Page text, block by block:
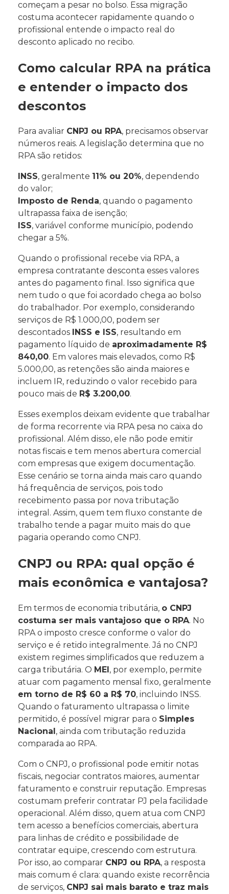
começam a pesar no bolso. Essa migração
costuma acontecer rapidamente quando o
profissional entende o impacto real do
desconto aplicado no recibo.
Como calcular RPA na prática
e entender o impacto dos
descontos
Para avaliar CNPJ ou RPA, precisamos observar
números reais. A legislação determina que no
RPA são retidos:
INSS, geralmente 11% ou 20%, dependendo
do valor;
Imposto de Renda, quando o pagamento
ultrapassa faixa de isenção;
ISS, variável conforme município, podendo
chegar a 5%.
Quando o profissional recebe via RPA, a
empresa contratante desconta esses valores
antes do pagamento final. Isso significa que
nem tudo o que foi acordado chega ao bolso
do trabalhador. Por exemplo, considerando
serviços de R$ 1.000,00, podem ser
descontados
INSS e ISS, resultando em
pagamento líquido de aproximadamente R$
840,00. Em valores mais elevados, como R$
5.000,00, as retenções são ainda maiores e
incluem IR, reduzindo o valor recebido para
pouco mais de R$ 3.200,00.
Esses exemplos deixam evidente que trabalhar
de forma recorrente via RPA pesa no caixa do
profissional. Além disso, ele não pode emitir
notas fiscais e tem menos abertura comercial
com empresas que exigem documentação.
Esse cenário se torna ainda mais caro quando
há frequência de serviços, pois todo
recebimento passa por nova tributação
integral. Assim, quem tem fluxo constante de
trabalho tende a pagar muito mais do que
pagaria operando como CNPJ.
CNPJ ou RPA: qual opção é
mais econômica e vantajosa?
Em termos de economia tributária, o CNPJ
costuma ser mais vantajoso que o RPA. No
RPA o imposto cresce conforme o valor do
serviço e é retido integralmente. Já no CNPJ
existem regimes simplificados que reduzem a
carga tributária. O MEI , por exemplo, permite
atuar com pagamento mensal fixo, geralmente
em torno de R$ 60 a R$ 70, incluindo INSS.
Quando o faturamento ultrapassa o limite
permitido, é possível migrar para o Simples
Nacional , ainda com tributação reduzida
comparada ao RPA.
Com o CNPJ, o profissional pode emitir notas
fiscais, negociar contratos maiores, aumentar
faturamento e construir reputação. Empresas
costumam preferir contratar PJ pela facilidade
operacional. Além disso, quem atua com CNPJ
tem acesso a benefícios comerciais, abertura
para linhas de crédito e possibilidade de
contratar equipe, crescendo com estrutura.
Por isso, ao comparar CNPJ ou RPA, a resposta
mais comum é clara: quando existe recorrência
de serviços, CNPJ sai mais barato e traz mais